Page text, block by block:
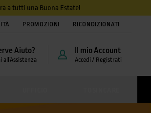
a tutti una Buona Estate!
PROMOZIONI RICONDIZIONATI
Aiuto?
all’Assistenza
Il mio Account
Accedi / Registrati